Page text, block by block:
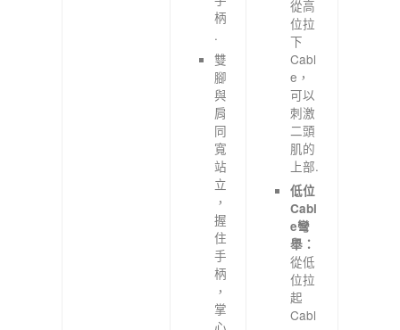
柄
.
雙
腳
與
肩
同
寬
站
立
，
握
住
手
柄
，
掌
從高
位拉
下
Cabl
e，
可以
刺激
二頭
肌的
上部.
低位
Cabl
e彎
舉：
從低
位拉
起
Cabl